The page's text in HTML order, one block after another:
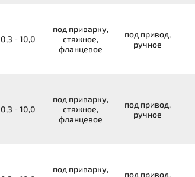
0,3 - 10,0
под приварку,
стяжное,
фланцевое
под привод,
ручное
0,3 - 10,0
под приварку,
стяжное,
фланцевое
под привод,
ручное
под приварку,
под привод,